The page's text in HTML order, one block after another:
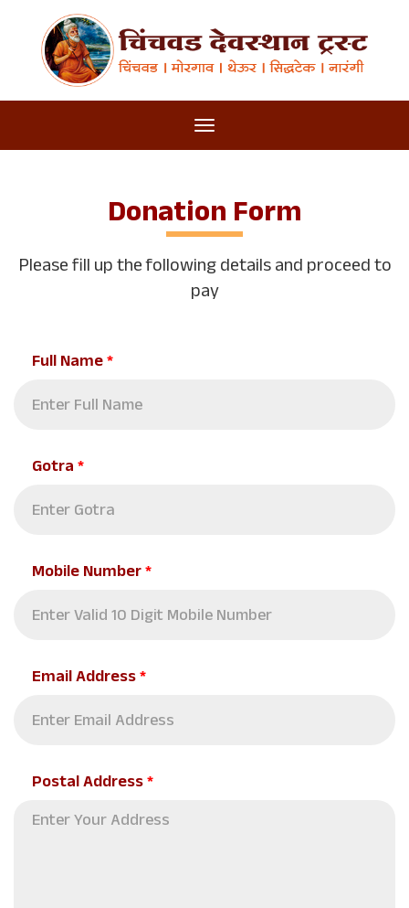
Donation Form
Please fill up the following details and proceed to
pay
Full Name*
Gotra*
Mobile Number*
Email Address*
Postal Address*